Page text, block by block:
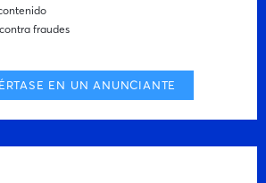
fraudes
EN UN ANUNCIANTE